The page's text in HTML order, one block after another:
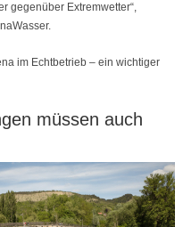
gegenüber Extremwetter“,
im Echtbetrieb – ein wichtiger
müssen auch